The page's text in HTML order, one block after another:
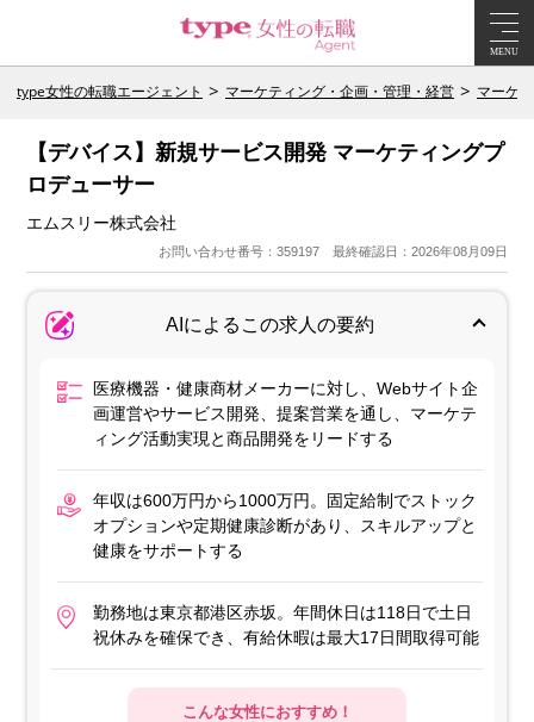
MENU
type女性の転職エージェント マーケティング・企画・管理・経営 マーケ
【デバイス】新規サービス開発 マーケティングプ
ロデューサー
エムスリー株式会社
お問い合わせ番号：359197 最終確認日：2026年08月09日
AIによるこの求人の要約
医療機器・健康商材メーカーに対し、Webサイト企
画運営やサービス開発、提案営業を通し、マーケテ
ィング活動実現と商品開発をリードする
年収は600万円から1000万円。固定給制でストック
オプションや定期健康診断があり、スキルアップと
健康をサポートする
勤務地は東京都港区赤坂。年間休日は118日で土日
祝休みを確保でき、有給休暇は最大17日間取得可能
こんな女性におすすめ！